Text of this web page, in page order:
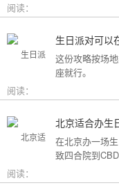
友好型场地选
题。这份攻略
阅读：
生日派对可以
这份攻略按场
座就行。
阅读：
北京适合办生
在北京办一场
致四合院到
墅到充满野趣
个，我把不同
阅读：